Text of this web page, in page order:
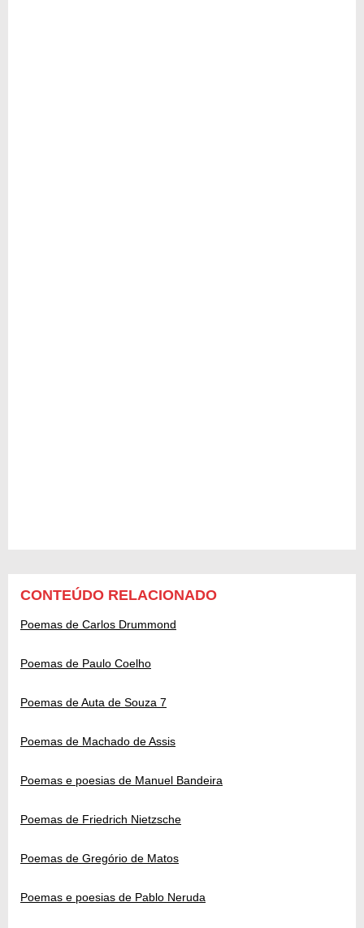
CONTEÚDO RELACIONADO
Poemas de Carlos Drummond
Poemas de Paulo Coelho
Poemas de Auta de Souza 7
Poemas de Machado de Assis
Poemas e poesias de Manuel Bandeira
Poemas de Friedrich Nietzsche
Poemas de Gregório de Matos
Poemas e poesias de Pablo Neruda